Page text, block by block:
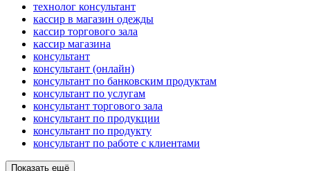
технолог консультант
кассир в магазин одежды
кассир торгового зала
кассир магазина
консультант
консультант (онлайн)
консультант по банковским продуктам
консультант по услугам
консультант торгового зала
консультант по продукции
консультант по продукту
консультант по работе с клиентами
Показать ещё